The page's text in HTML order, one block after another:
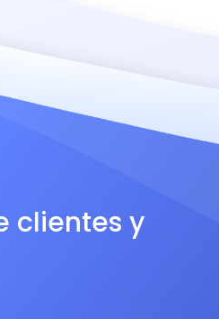
clientes y